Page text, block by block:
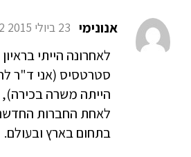
אנונימי 23 ביולי 2015 6:02
לאחרונה הייתי
סטרטסיס (אני ד"ר
הייתה משרה
לאחת החברות
בתחום בארץ ובעולם.